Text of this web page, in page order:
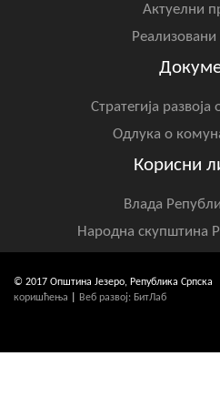
Актуелни
Реализовани
Стратегија
Одлука о
Корисни
Влада
Народна скупштина
© 2017 Општина Језеро, Република Српска
коришћења
Веб развој: БитЛаб